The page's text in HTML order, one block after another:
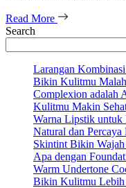
Read More
Search
Larangan
Bikin Kulitmu
Complexion adalah
Kulitmu Makin
Warna Lipstik
Natural dan
Skintint Bikin
Apa dengan
Warm Undertone
Bikin Kulitmu